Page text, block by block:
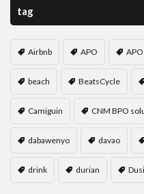
tag
Airbnb APO
beach BeatsCycle
Camiguin CNM BPO
dabawenyo davao
drink durian